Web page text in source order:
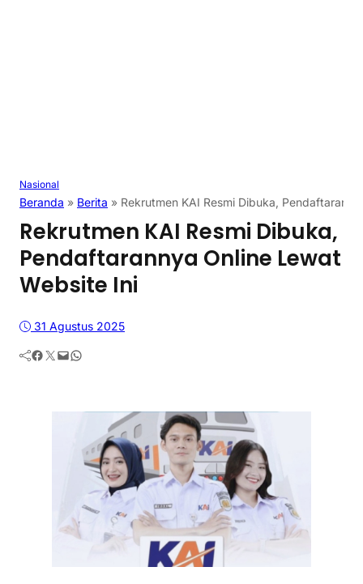
Nasional
Beranda » Berita » Rekrutmen KAI Resmi Dibuka,
Rekrutmen KAI Resmi Dibuka,
Pendaftarannya Online Lewat
Website Ini
31 Agustus 2025
Facebook Twitter Mail WhatsApp